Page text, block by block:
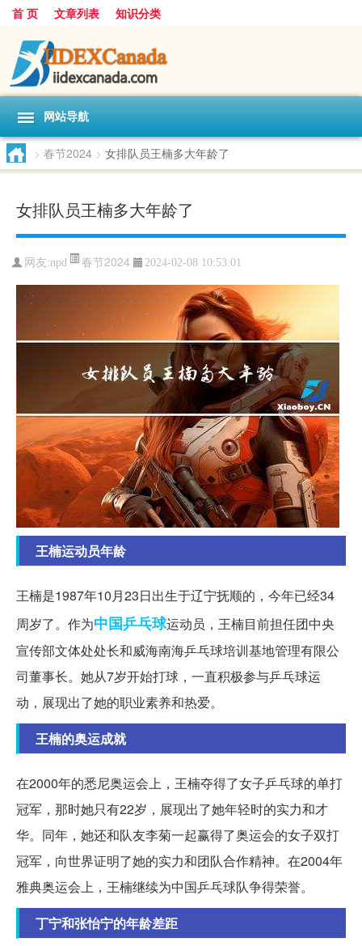
首 页 文章列表 知识分类
网站导航
> 春节2024 > 女排队员王楠多大年龄了
女排队员王楠多大年龄了
网友:npd 春节2024 2024-02-08 10:53:01
王楠运动员年龄
王楠是1987年10月23日出生于辽宁抚顺的，今年已经34
周岁了。作为中国乒乓球运动员，王楠目前担任团中央
宣传部文体处处长和威海南海乒乓球培训基地管理有限公
司董事长。她从7岁开始打球，一直积极参与乒乓球运
动，展现出了她的职业素养和热爱。
王楠的奥运成就
在2000年的悉尼奥运会上，王楠夺得了女子乒乓球的单打
冠军，那时她只有22岁，展现出了她年轻时的实力和才
华。同年，她还和队友李菊一起赢得了奥运会的女子双打
冠军，向世界证明了她的实力和团队合作精神。在2004年
雅典奥运会上，王楠继续为中国乒乓球队争得荣誉。
丁宁和张怡宁的年龄差距